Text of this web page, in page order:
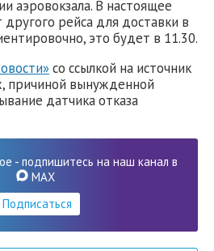
аэровокзала. В настоящее
рейса для доставки в
это будет в 11.30.
со ссылкой на источник
причиной вынужденной
датчика отказа
- подпишитесь на наш канал в
MAX
Подписаться